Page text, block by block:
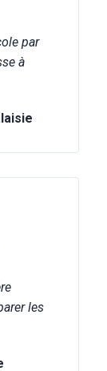
par
à
les